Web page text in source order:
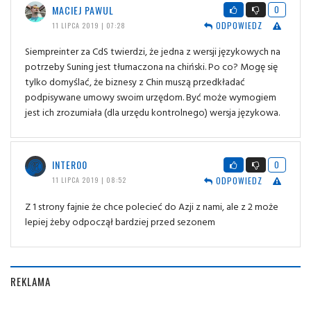
MACIEJ PAWUL
11 LIPCA 2019 | 07:28
0
ODPOWIEDZ
Siempreinter za CdS twierdzi, że jedna z wersji językowych na
potrzeby Suning jest tłumaczona na chiński. Po co? Mogę się
tylko domyślać, że biznesy z Chin muszą przedkładać
podpisywane umowy swoim urzędom. Być może wymogiem
jest ich zrozumiała (dla urzędu kontrolnego) wersja językowa.
INTER00
11 LIPCA 2019 | 08:52
0
ODPOWIEDZ
Z 1 strony fajnie że chce polecieć do Azji z nami, ale z 2 może
lepiej żeby odpoczął bardziej przed sezonem
REKLAMA